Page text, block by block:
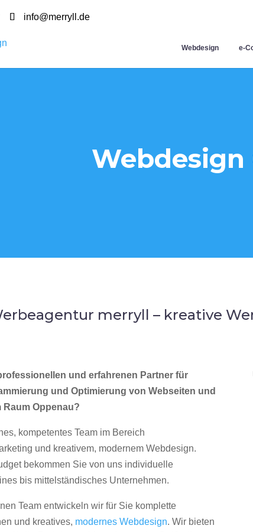
info@merryll.de
Webdesign e-
Webdesign
merryll – kreative
und erfahrenen Partner für
und Optimierung von Webseiten und
Oppenau?
kompetentes Team im Bereich
und kreativem, modernem Webdesign.
bekommen Sie von uns individuelle
bis mittelständisches Unternehmen.
Team entwickeln wir für Sie komplette
und kreatives, modernes Webdesign. Wir bieten